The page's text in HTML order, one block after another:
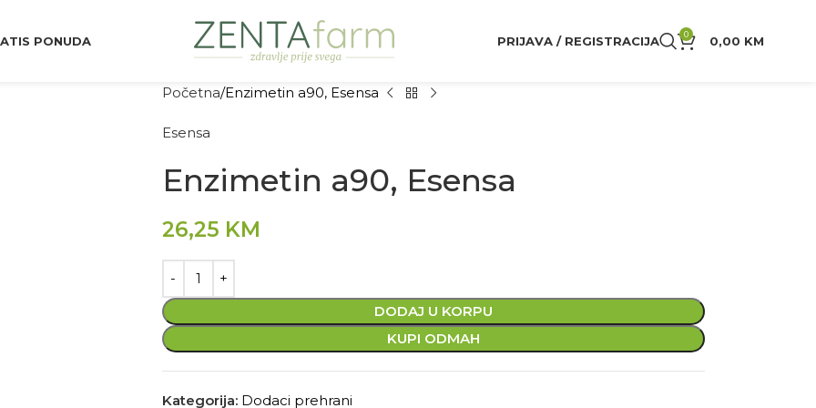
PONUDA PRIJAVA / REGISTRACIJA 0 0,00 KM
Početna Enzimetin a90, Esensa
Esensa
Enzimetin a90, Esensa
26,25 KM
DODAJ U KORPU
KUPI ODMAH
Kategorija: Dodaci prehrani